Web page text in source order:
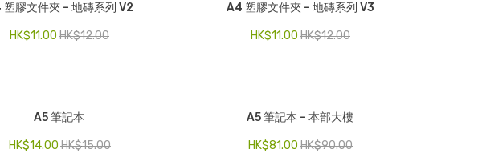
塑膠文件夾 – 地磚系列 V2
HK$12.00
HK$11.00
A4 塑膠文件夾 – 地磚系列 V3
HK$12.00
HK$11.00
A5 筆記本
HK$15.00
HK$14.00
A5 筆記本 – 本部大樓
HK$90.00
HK$81.00